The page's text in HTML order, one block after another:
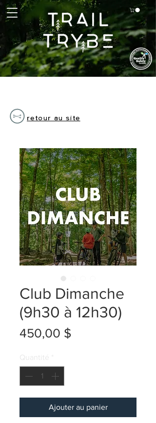
retour au site
Club Dimanche
(9h30 à 12h30)
450,00 $
Ajouter au panier